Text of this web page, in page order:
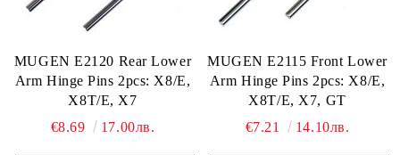
MUGEN E2120 Rear Lower
Arm Hinge Pins 2pcs: X8/E,
X8T/E, X7
€8.69
17.00лв.
MUGEN E2115 Front Lower
Arm Hinge Pins 2pcs: X8/E,
X8T/E, X7, GT
€7.21
14.10лв.